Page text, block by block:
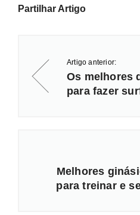
Partilhar Artigo
Artigo anterior:
Os melhores
para fazer
Melhores
para treinar e